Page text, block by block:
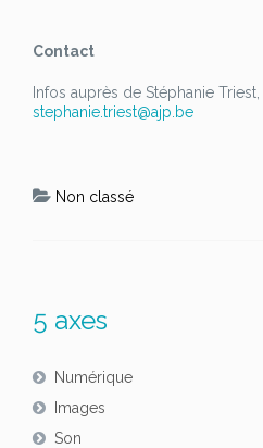
Contact
Infos auprès de Stéphanie
stephanie.triest@ajp.be
Non classé
5 axes
Numérique
Images
Son